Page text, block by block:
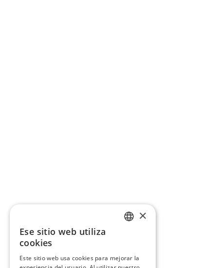
×
Ese sitio web utiliza
cookies
Este sitio web usa cookies para mejorar la